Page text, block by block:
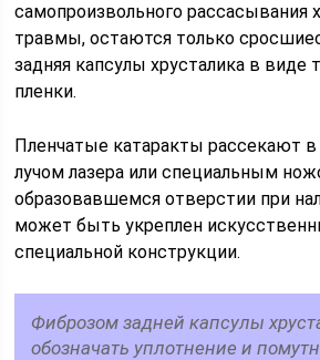
самопроизвольного рассасывания
травмы, остаются только
задняя капсулы хрусталика в виде
пленки.
Пленчатые катаракты рассекают в
лучом лазера или специальным
образовавшемся отверстии при
может быть укреплен
специальной конструкции.
Фиброзом задней капсулы
обозначать уплотнение и